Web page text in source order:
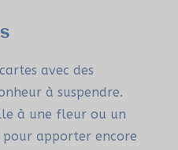
avec des
à suspendre.
à une fleur ou un
apporter encore